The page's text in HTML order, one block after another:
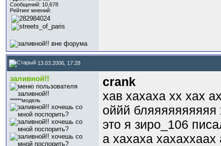
Сообщений: 10,678
Рейтинг мнений:
13.03.2006, 17:28
заливной!!
******модель
crank
хав хахаха хх хах
оййй бляяяяяяяяяя
это я зиро_106
а хахаха хахаххаах